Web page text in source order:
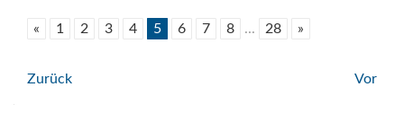
« 1 2 3 4 5 6 7 8 ... 28 »
Beitrags-
Zurück Vor